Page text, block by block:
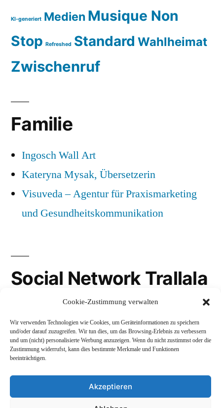
Cookie-Zustimmung verwalten
Wir verwenden Technologien wie Cookies, um Geräteinformationen zu speichern
und/oder darauf zuzugreifen. Wir tun dies, um das Browsing-Erlebnis zu verbessern
und um (nicht) personalisierte Werbung anzuzeigen. Wenn du nicht zustimmst oder die
Zustimmung widerrufst, kann dies bestimmte Merkmale und Funktionen
beeinträchtigen.
Akzeptieren
KI-generiert Medien Musique Non
Stop Refreshed Standard Wahlheimat
Zwischenruf
Familie
Ingosch Wall Art
Kateryna Mysak, Übersetzerin
Visuveda – Agentur für Praxismarketing
und Gesundheitskommunikation
Social Network Trallala
LinkedIn
Mastodon